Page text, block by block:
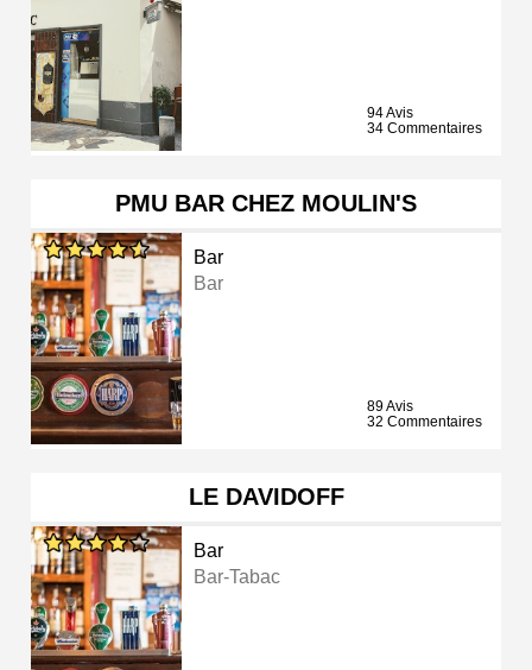
94 Avis
34 Commentaires
PMU BAR CHEZ MOULIN'S
Bar
Bar
89 Avis
32 Commentaires
LE DAVIDOFF
Bar
Bar-Tabac